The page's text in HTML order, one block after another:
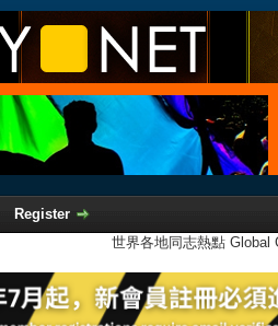
Register
世界各地同志熱點